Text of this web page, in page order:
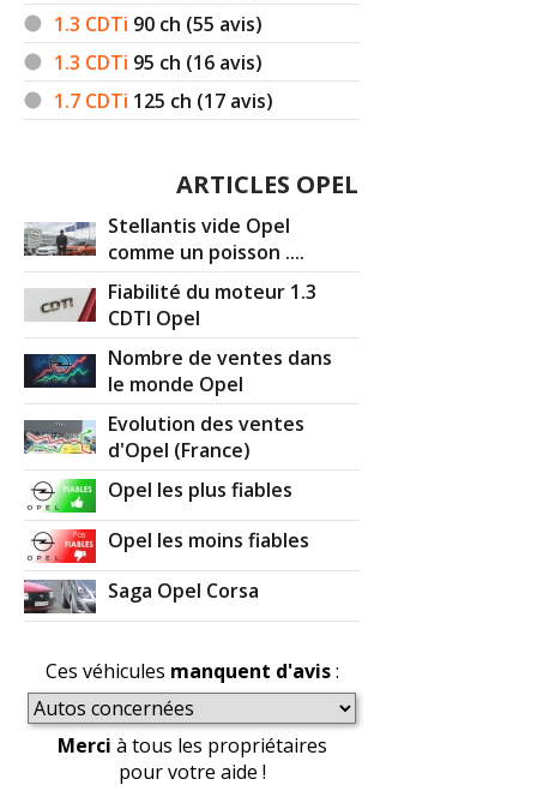
1.3 CDTi 90 ch (55 avis)
1.3 CDTi 95 ch (16 avis)
1.7 CDTi 125 ch (17 avis)
ARTICLES OPEL
Stellantis vide Opel
comme un poisson ....
Fiabilité du moteur 1.3
CDTI Opel
Nombre de ventes dans
le monde Opel
Evolution des ventes
d'Opel (France)
Opel les plus fiables
Opel les moins fiables
Saga Opel Corsa
Ces véhicules manquent d'avis:
Merci à tous les propriétaires
pour votre aide !